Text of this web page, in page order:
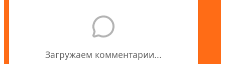
Загружаем комментарии...